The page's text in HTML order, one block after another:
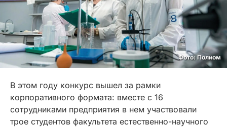
Фото: Полиом
В этом году конкурс вышел за рамки
корпоративного формата: вместе с 16
сотрудниками предприятия в нем участвовали
трое студентов факультета естественно-научного